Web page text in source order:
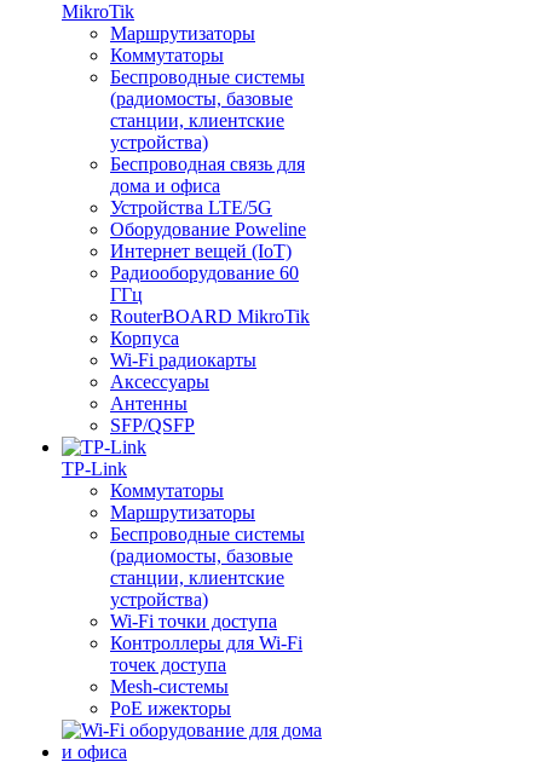
MikroTik
Маршрутизаторы
Коммутаторы
Беспроводные системы
(радиомосты, базовые
станции, клиентские
устройства)
Беспроводная связь для
дома и офиса
Устройства LTE/5G
Оборудование Poweline
Интернет вещей (IoT)
Радиооборудование 60
ГГц
RouterBOARD MikroTik
Корпуса
Wi-Fi радиокарты
Аксессуары
Антенны
SFP/QSFP
TP-Link
Коммутаторы
Маршрутизаторы
Беспроводные системы
(радиомосты, базовые
станции, клиентские
устройства)
Wi-Fi точки доступа
Контроллеры для Wi-Fi
точек доступа
Mesh-системы
PoE ижекторы